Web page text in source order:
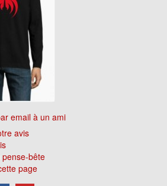
email à un ami
avis
bête
page